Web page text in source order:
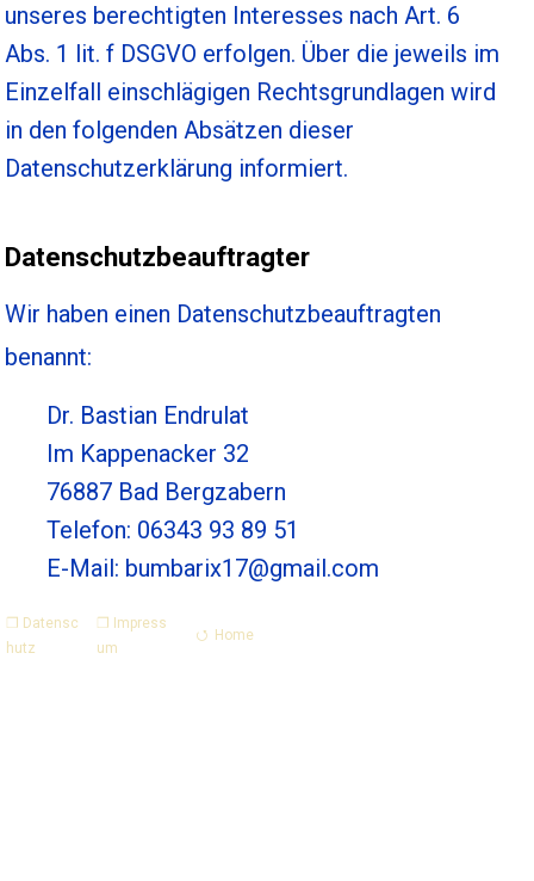
unseres berechtigten Interesses nach Art. 6
Abs. 1 lit. f DSGVO erfolgen. Über die jeweils im
Einzelfall einschlägigen Rechtsgrundlagen wird
in den folgenden Absätzen dieser
Datenschutzerklärung informiert.
Datenschutzbeauftragter
Wir haben einen Datenschutzbeauftragten
benannt:
Dr. Bastian Endrulat
Im Kappenacker 32
76887 Bad Bergzabern
Telefon: 06343 93 89 51
E-Mail: bumbarix17@gmail.com
❐ Datensc
hutz
❐ Impress
um
⭯ Home